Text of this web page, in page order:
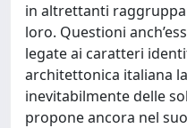
in altrettanti
loro. Questioni
legate ai caratteri
architettonica italiana
inevitabilmente delle
propone ancora nel